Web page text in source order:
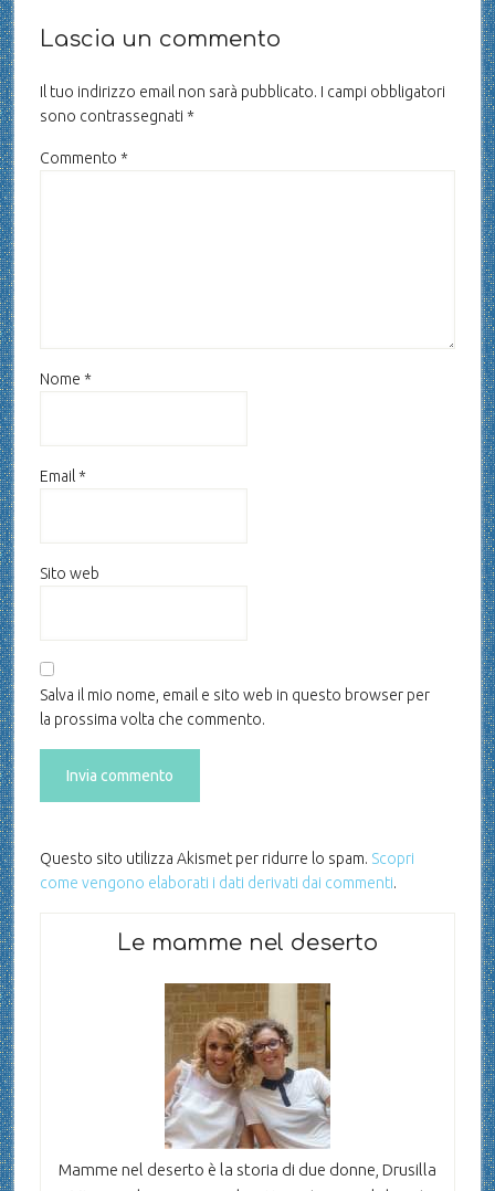
Lascia un commento
Il tuo indirizzo email non sarà pubblicato. I campi obbligatori
sono contrassegnati *
Commento *
Nome *
Email *
Sito web
Salva il mio nome, email e sito web in questo browser per
la prossima volta che commento.
Questo sito utilizza Akismet per ridurre lo spam. Scopri
come vengono elaborati i dati derivati dai commenti.
Le mamme nel deserto
Mamme nel deserto è la storia di due donne, Drusilla